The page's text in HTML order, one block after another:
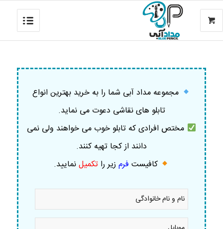
مجموعه مداد آبی شما را به خرید بهترین انواع
تابلو های نقاشی دعوت می نماید.
مختص افرادی که تابلو خوب می خواهند ولی نمی
دانند از کجا تهیه کنند.
کافیست فرم زیر را تکمیلنمایید.
نام
نام
خانوادگی
موبایل